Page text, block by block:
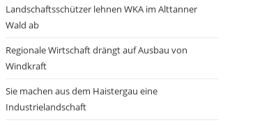
Landschaftsschützer lehnen WKA im Alttanner
Wald ab
Regionale Wirtschaft drängt auf Ausbau von
Windkraft
Sie machen aus dem Haistergau eine
Industrielandschaft